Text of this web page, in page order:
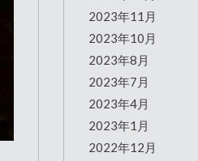
2023年11月
2023年10月
2023年8月
2023年7月
2023年4月
2023年1月
2022年12月